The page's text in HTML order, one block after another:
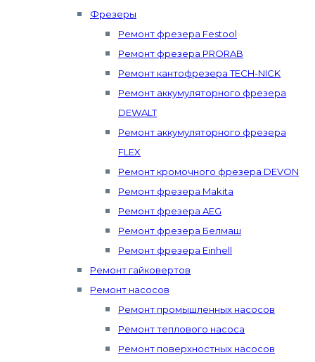
Фрезеры
Ремонт фрезера Festool
Ремонт фрезера PRORAB
Ремонт кантофрезера TECH-NICK
Ремонт аккумуляторного фрезера
DEWALT
Ремонт аккумуляторного фрезера
FLEX
Ремонт кромочного фрезера DEVON
Ремонт фрезера Makita
Ремонт фрезера AEG
Ремонт фрезера Белмаш
Ремонт фрезера Einhell
Ремонт гайковертов
Ремонт насосов
Ремонт промышленных насосов
Ремонт теплового насоса
Ремонт поверхностных насосов